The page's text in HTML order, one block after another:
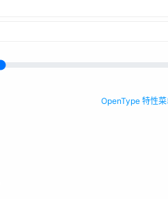
OpenType 特性